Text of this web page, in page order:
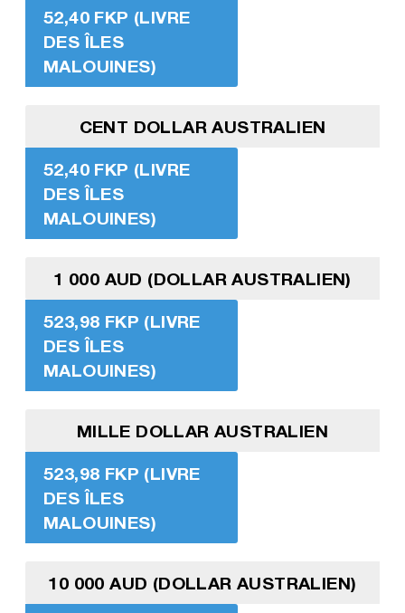
52,40 FKP (LIVRE
DES ÎLES
MALOUINES)
CENT DOLLAR AUSTRALIEN
52,40 FKP (LIVRE
DES ÎLES
MALOUINES)
1 000 AUD (DOLLAR AUSTRALIEN)
523,98 FKP (LIVRE
DES ÎLES
MALOUINES)
MILLE DOLLAR AUSTRALIEN
523,98 FKP (LIVRE
DES ÎLES
MALOUINES)
10 000 AUD (DOLLAR AUSTRALIEN)